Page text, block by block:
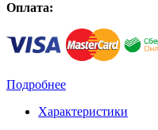
Оплата:
Подробнее
Характеристики